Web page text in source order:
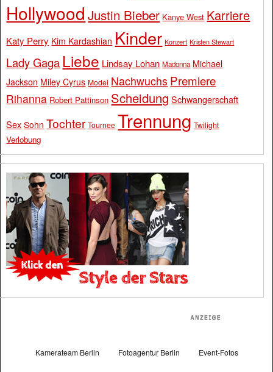
Hollywood Justin Bieber Kanye West Karriere
Katy Perry Kim Kardashian Kinder Konzert Kristen Stewart
Lady Gaga Liebe Lindsay Lohan Madonna Michael
Jackson Miley Cyrus Model Nachwuchs Premiere
Rihanna Robert Pattinson Scheidung Schwangerschaft
Sex Sohn Tochter Tournee Trennung Twilight
Verlobung
Kamerateam Berlin Fotoagentur Berlin Event-Fotos